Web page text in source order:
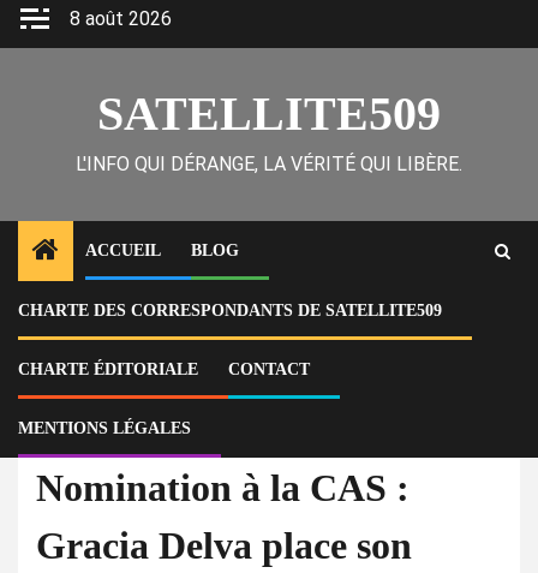
Skip
8 août 2026
SATELLITE509
L'INFO QUI DÉRANGE, LA VÉRITÉ QUI LIBÈRE.
ACCUEIL BLOG
CHARTE DES CORRESPONDANTS DE SATELLITE509
CHARTE ÉDITORIALE CONTACT
MENTIONS LÉGALES
Home
Actu
Nomination à la CAS : Gracia Delva place son proche Floristal Bigues à
la direction adjointe avec le soutien d’Alix Didier Fils-Aimé
À la Une Actu
Nomination à la CAS :
Gracia Delva place son